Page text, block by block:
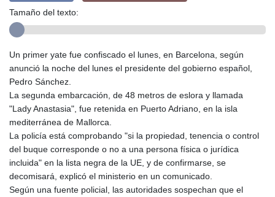
Tamaño del texto:
Un primer yate fue confiscado el lunes, en Barcelona, según
anunció la noche del lunes el presidente del gobierno español,
Pedro Sánchez.
La segunda embarcación, de 48 metros de eslora y llamada
"Lady Anastasia", fue retenida en Puerto Adriano, en la isla
mediterránea de Mallorca.
La policía está comprobando "si la propiedad, tenencia o control
del buque corresponde o no a una persona física o jurídica
incluida" en la lista negra de la UE, y de confirmarse, se
decomisará, explicó el ministerio en un comunicado.
Según una fuente policial, las autoridades sospechan que el